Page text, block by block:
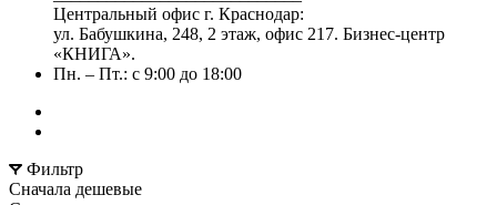
Центральный офис г. Краснодар:
ул. Бабушкина, 248, 2 этаж, офис 217. Бизнес-центр
«КНИГА».
Пн. – Пт.: с 9:00 до 18:00
Фильтр
Сначала дешевые